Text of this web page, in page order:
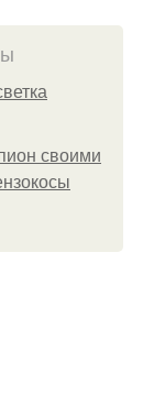
своими